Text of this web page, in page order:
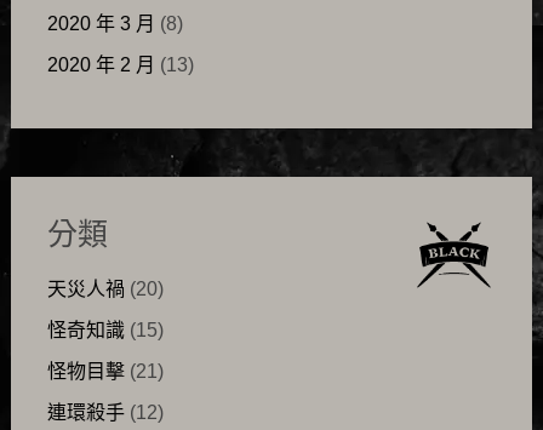
2020 年 3 月 (8)
2020 年 2 月 (13)
分類
天災人禍 (20)
怪奇知識(15)
怪物目擊(21)
連環殺手(12)